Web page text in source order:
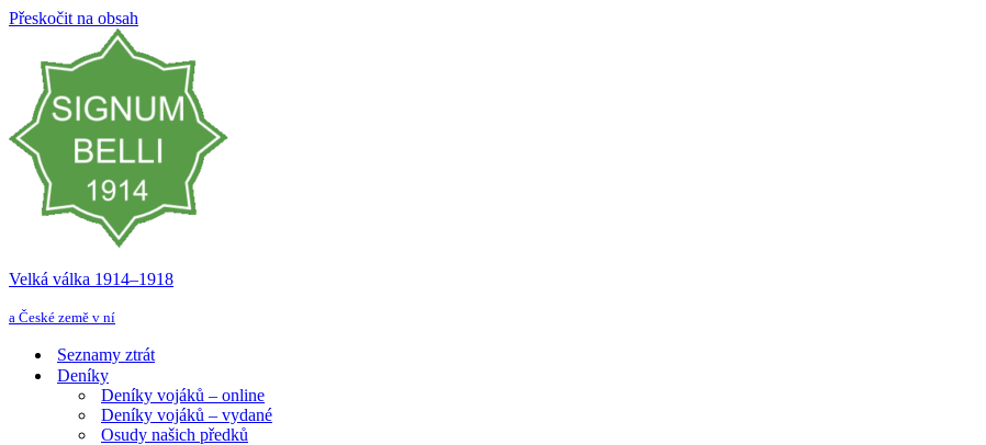
Přeskočit na obsah
Velká válka 1914–⁠⁠⁠⁠⁠⁠1918
a České země v ní
Seznamy ztrát
Deníky
Deníky vojáků – online
Deníky vojáků – vydané
Osudy našich předků